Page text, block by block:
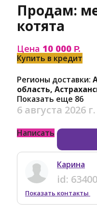
Продам:
котята
Цена 10 000 Р.
Купить в кредит
Регионы доставки:
область,
Показать еще 86
6 августа 2026
Написать
Карина
id:
Показать контакты